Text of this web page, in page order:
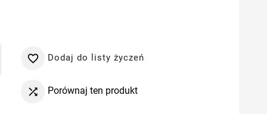
 Dodaj do listy życzeń
 Porównaj ten produkt